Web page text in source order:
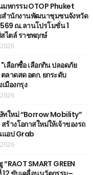
หกรรม OTOP Phuket
สำนักงานพัฒนาชุมชนจังหวัด
ณ.ลานโปรโมชั่น 1
ไตล์ ราชพฤกษ์
เลือกซื้อ เลือกกิน ปลอดภัย
ลาดสด อตก. ยกระดับ
มืองกรุง
ทใหม่ “Borrow Mobility”
างโอกาสใหม่ให้เจ้าของรถ
แอป Grab
SMART GREEN